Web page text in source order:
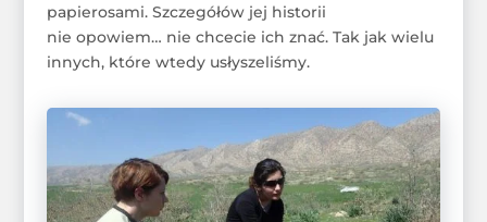
papierosami. Szczegółów jej historii
nie opowiem… nie chcecie ich znać. Tak jak wielu
innych, które wtedy usłyszeliśmy.